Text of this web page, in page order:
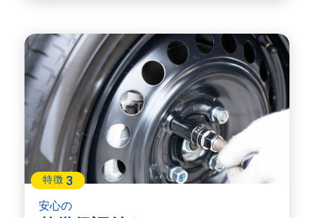
特徴 3
安心の